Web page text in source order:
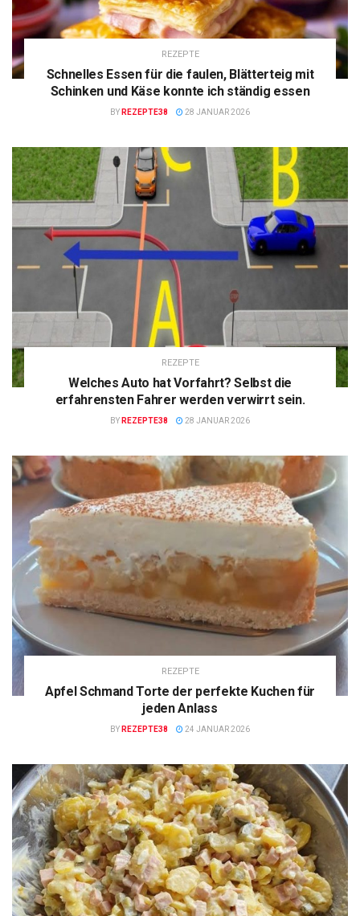
REZEPTE
Schnelles Essen für die faulen, Blätterteig mit
Schinken und Käse konnte ich ständig essen
BY REZEPTE38 28 JANUAR 2026
REZEPTE
Welches Auto hat Vorfahrt? Selbst die
erfahrensten Fahrer werden verwirrt sein.
BY REZEPTE38 28 JANUAR 2026
REZEPTE
Apfel Schmand Torte der perfekte Kuchen für
jeden Anlass
BY REZEPTE38 24 JANUAR 2026